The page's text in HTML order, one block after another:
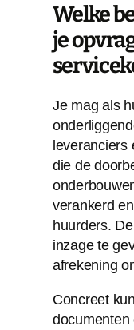
Welke
je
Je mag als
leveranciers
die de
verankerd
huurders.
inzage te
afrekening
Concreet
documenten